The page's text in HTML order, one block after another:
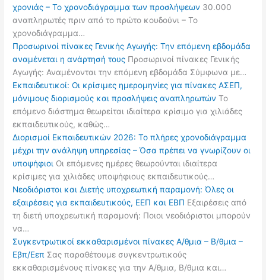
χρονιάς – Το χρονοδιάγραμμα των προσλήψεων 30.000
αναπληρωτές πριν από το πρώτο κουδούνι – Το
χρονοδιάγραμμα…
Προσωρινοί πίνακες Γενικής Αγωγής: Την επόμενη εβδομάδα
αναμένεται η ανάρτησή τους Προσωρινοί πίνακες Γενικής
Αγωγής: Αναμένονται την επόμενη εβδομάδα Σύμφωνα με…
Εκπαιδευτικοί: Οι κρίσιμες ημερομηνίες για πίνακες ΑΣΕΠ,
μόνιμους διορισμούς και προσλήψεις αναπληρωτών Το
επόμενο διάστημα θεωρείται ιδιαίτερα κρίσιμο για χιλιάδες
εκπαιδευτικούς, καθώς…
Διορισμοί Εκπαιδευτικών 2026: Το πλήρες χρονοδιάγραμμα
μέχρι την ανάληψη υπηρεσίας – Όσα πρέπει να γνωρίζουν οι
υποψήφιοι Οι επόμενες ημέρες θεωρούνται ιδιαίτερα
κρίσιμες για χιλιάδες υποψήφιους εκπαιδευτικούς…
Νεοδιόριστοι και Διετής υποχρεωτική παραμονή: Όλες οι
εξαιρέσεις για εκπαιδευτικούς, ΕΕΠ και ΕΒΠ Εξαιρέσεις από
τη διετή υποχρεωτική παραμονή: Ποιοι νεοδιόριστοι μπορούν
να…
Συγκεντρωτικοί εκκαθαρισμένοι πίνακες Α/θμια – Β/θμια –
Εβπ/Εεπ Σας παραθέτουμε συγκεντρωτικούς
εκκαθαρισμένους πίνακες για την Α/θμια, Β/θμια και…